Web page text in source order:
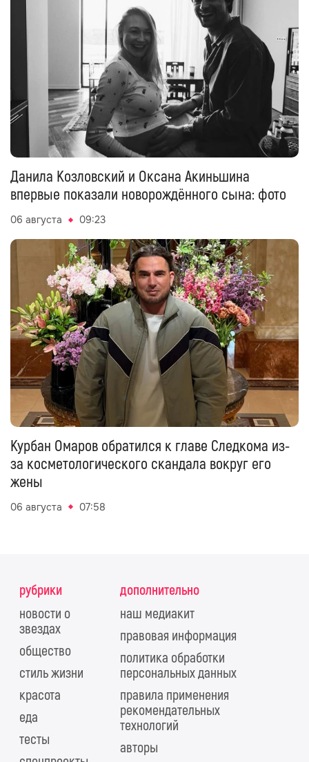
Данила Козловский и Оксана Акиньшина
впервые показали новорождённого сына: фото
06 августа 09:23
Курбан Омаров обратился к главе Следкома из-
за косметологического скандала вокруг его
жены
06 августа 07:58
рубрики
новости о
звездах
общество
стиль жизни
красота
еда
тесты
дополнительно
наш медиакит
правовая информация
политика обработки
персональных данных
правила применения
рекомендательных
технологий
авторы